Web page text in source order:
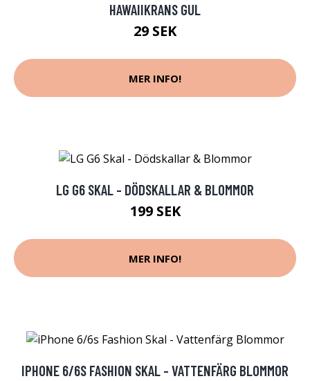
HAWAIIKRANS GUL
29 SEK
MER INFO!
LG G6 SKAL - DÖDSKALLAR & BLOMMOR
199 SEK
MER INFO!
IPHONE 6/6S FASHION SKAL - VATTENFÄRG BLOMMOR